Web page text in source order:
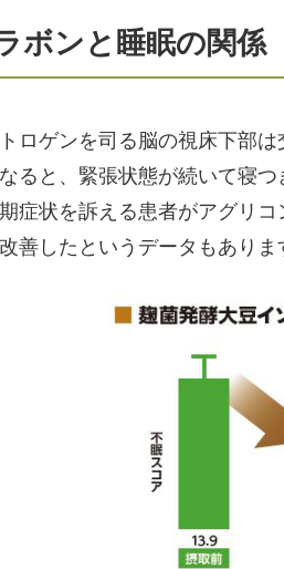
ボンと睡眠の関係
ロゲンを司る脳の視床下部
ると、緊張状態が続いて寝
症状を訴える患者がアグリ
善したというデータもありま